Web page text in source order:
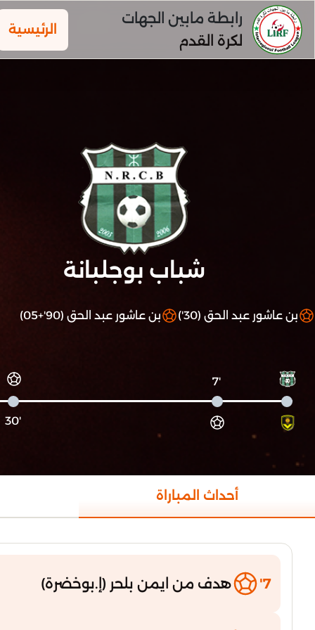
رابطة مابين الجهات
لكرة القدم
الرئيسية
شباب بوجلبانة
بن عاشور عبد الحق (30') بن عاشور عبد الحق (90'+05)
'7
'30
أحداث المباراة
7' هدف من ايمن بلحر (إ.بوخضرة)